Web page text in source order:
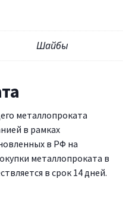
Шайбы
металлопроката
в рамках
в РФ на
металлопроката в
в срок 14 дней.